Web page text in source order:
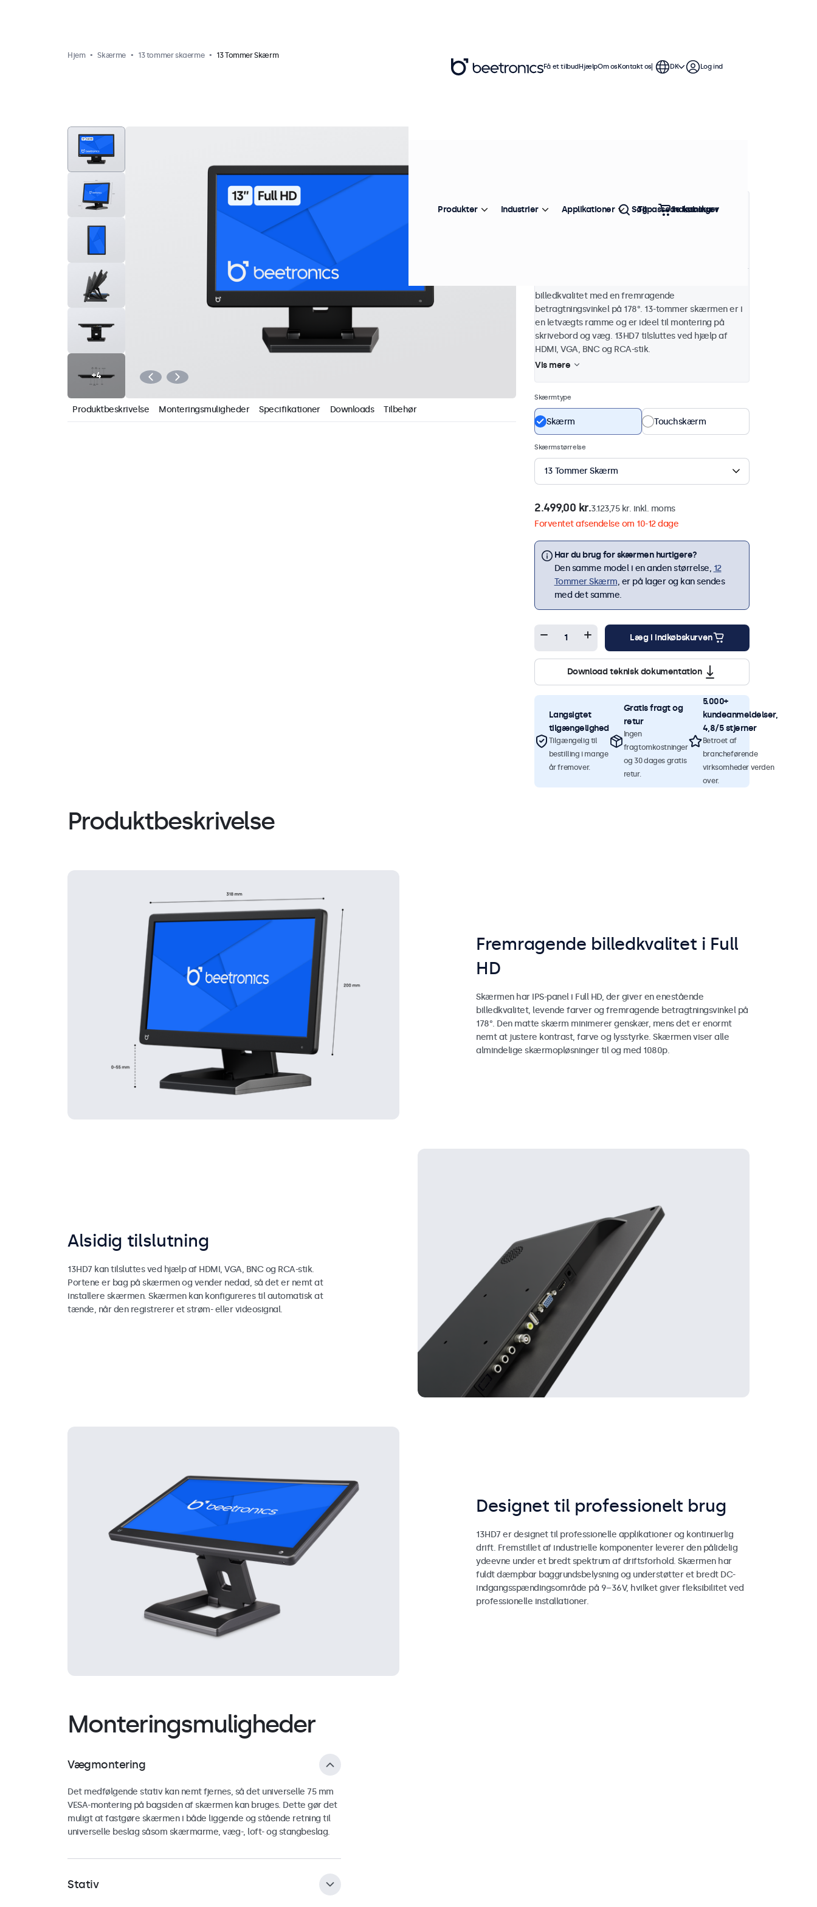
Hjem Skærme 13 tommer skaerme 13 Tommer Skærm
Produktbeskrivelse Monteringsmuligheder Specifikationer Downloads Tilbehør
Produktinformation
1920 x 1080 opløsning (Full HD)
billedkvalitet med en fremragende
betragtningsvinkel på 178°. 13-tommer skærmen er i
en letvægts ramme og er ideel til montering på
skrivebord og væg. 13HD7 tilsluttes ved hjælp af
HDMI, VGA, BNC og RCA-stik.
Vis mere
Skærmtype
Skærm Touchskærm
Skærmstørrelse
13 Tommer Skærm
2.499,00 kr.3.123,75 kr. inkl. moms
Forventet afsendelse om 10-12 dage
Har du brug for skærmen hurtigere?
Den samme model i en anden størrelse, 12
Tommer Skærm, er på lager og kan sendes
med det samme.
Læg i indkøbskurven
Download teknisk dokumentation
Langsigtet
tilgængelighed
Tilgængelig til
bestilling i mange
år fremover.
Gratis fragt og
retur
Ingen
fragtomkostninger
og 30 dages gratis
retur.
5.000+
kundeanmeldelser,
4,8/5 stjerner
Betroet af
brancheførende
virksomheder verden
over.
Produktbeskrivelse
Fremragende billedkvalitet i Full
HD
Skærmen har IPS-panel i Full HD, der giver en enestående
billedkvalitet, levende farver og fremragende betragtningsvinkel på
178°. Den matte skærm minimerer genskær, mens det er enormt
nemt at justere kontrast, farve og lysstyrke. Skærmen viser alle
almindelige skærmopløsninger til og med 1080p.
Alsidig tilslutning
13HD7 kan tilsluttes ved hjælp af HDMI, VGA, BNC og RCA-stik.
Portene er bag på skærmen og vender nedad, så det er nemt at
installere skærmen. Skærmen kan konfigureres til automatisk at
tænde, når den registrerer et strøm- eller videosignal.
Designet til professionelt brug
13HD7 er designet til professionelle applikationer og kontinuerlig
drift. Fremstillet af industrielle komponenter leverer den pålidelig
ydeevne under et bredt spektrum af driftsforhold. Skærmen har
fuldt dæmpbar baggrundsbelysning og understøtter et bredt DC-
indgangsspændingsområde på 9–36V, hvilket giver fleksibilitet ved
professionelle installationer.
Monteringsmuligheder
Vægmontering
Det medfølgende stativ kan nemt fjernes, så det universelle 75 mm
VESA-montering på bagsiden af ​​skærmen kan bruges. Dette gør det
muligt at fastgøre skærmen i både liggende og stående retning til
universelle beslag såsom skærmarme, væg-, loft- og stangbeslag.
Stativ
Få et tilbudHjælpOm osKontakt os DK Log ind
Produkter Industrier Applikationer Tilpassede løsninger
Søg Indkøbskurv